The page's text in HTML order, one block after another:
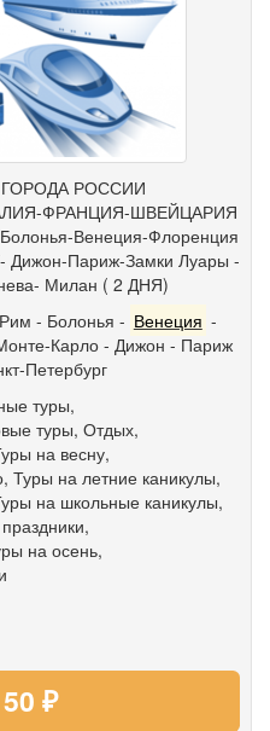
РОССИИ
ФРАНЦИЯ-ШВЕЙЦАРИЯ
Венеция-Флоренция
Дижон-Париж-Замки Луары -
Милан ( 2 ДНЯ)
Рим - Болонья - Венеция -
Карло- Дижон - Париж
Петербург
туры,
туры, Отдых,
на весну,
, Туры на летние каникулы,
на школьные каникулы,
,
на осень,
₽